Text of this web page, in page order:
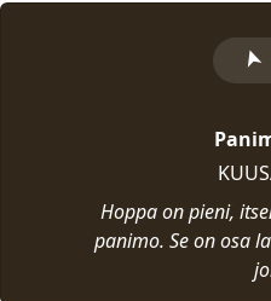
➤
Hoppa on pieni,
panimo. Se on osa